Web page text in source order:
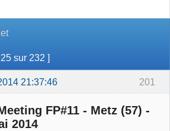
sur 232 ]
201
21:37:46
FP#11 - Metz (57) -
2014